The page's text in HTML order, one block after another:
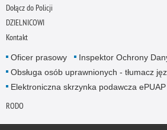
Dołącz do Policji
DZIELNICOWI
Kontakt
Oficer prasowy Inspektor Ochrony
Obsługa osób uprawnionych - tłumacz
Elektroniczna skrzynka podawcza ePUAP
RODO